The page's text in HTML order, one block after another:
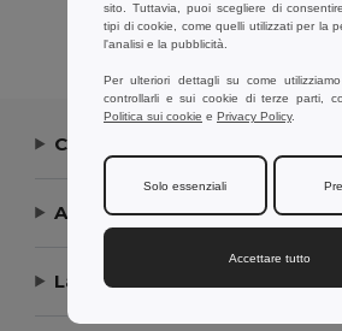
Visualizzazione Di Tutti I
Contattaci
Aiuto or Assistenza
La nostra azienda
sito. Tuttavia, puoi scegliere di
tipi di cookie, come quelli utilizzati per la
l'analisi e la pubblicità.
Per ulteriori dettagli su come
controllarli e sui cookie di terze parti,
Politica sui cookie e Privacy Policy.
Solo essenziali
Accettare tutto